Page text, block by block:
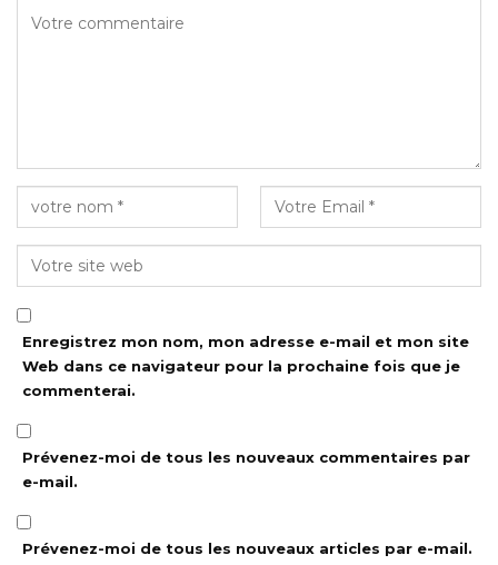
Enregistrez mon nom, mon adresse e-mail et mon site
Web dans ce navigateur pour la prochaine fois que je
commenterai.
Prévenez-moi de tous les nouveaux commentaires par
e-mail.
Prévenez-moi de tous les nouveaux articles par e-mail.